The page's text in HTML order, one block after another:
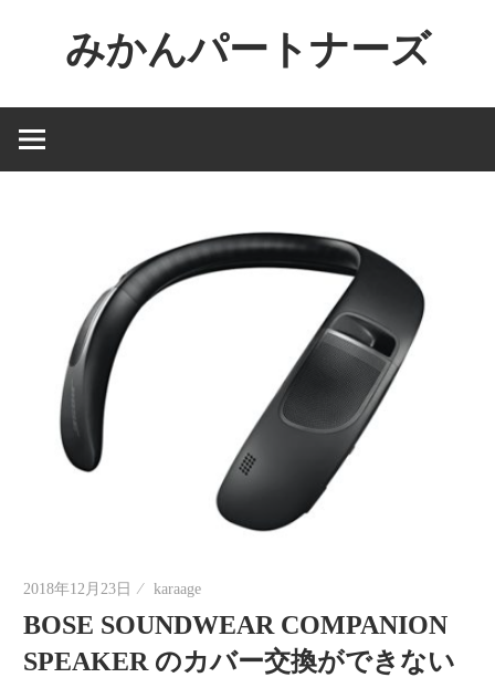
ン
へ
みかんパートナーズ
ー
ジ
界
へ
2018年12月23日 karaage
BOSE SOUNDWEAR COMPANION
SPEAKER のカバー交換ができない